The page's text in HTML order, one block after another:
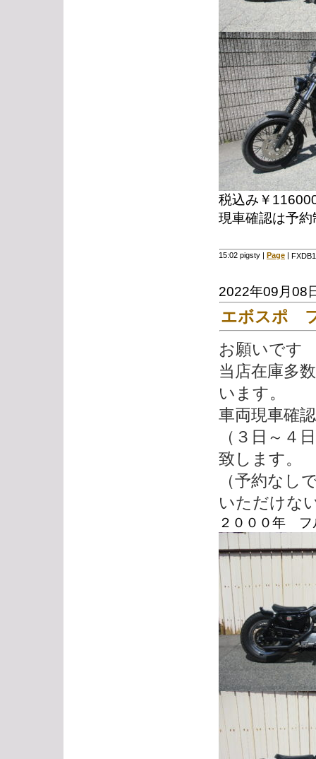
税込み￥
現車確認は予
15:02 pigsty | Page |
2022年09月08
エボスポ
お願いです
当店在庫多
います。
車両現車確
（３日～４
致します。
（予約なし
いただけな
２０００年 フ